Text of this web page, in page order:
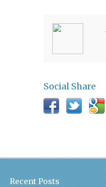
Social Share
Recent Posts